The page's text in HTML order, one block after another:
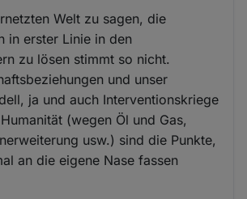
Welt zu sagen, die
in erster Linie in den
zu lösen stimmt so nicht.
und unser
ja und auch Interventionskriege
(wegen Öl und Gas,
usw.) sind die Punkte,
an die eigene Nase fassen